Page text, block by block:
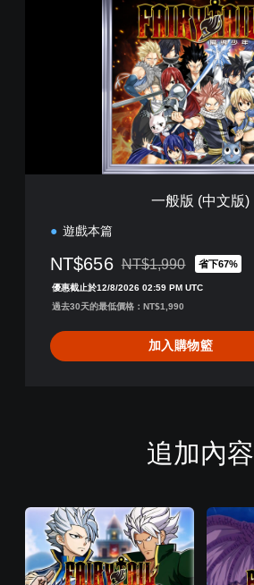
一般版 (中文版)
遊戲本篇
NT$656 折扣前原價為NT$1,990
NT$1,990 省下67%
優惠截止於12/8/2026 02:59 PM UTC
過去30天的最低價格：NT$1,990
加入購物籃
追加內容